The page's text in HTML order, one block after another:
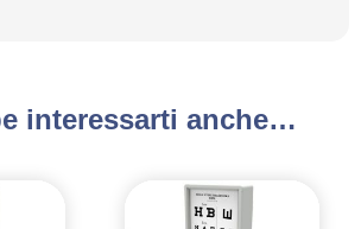
interessarti anche…